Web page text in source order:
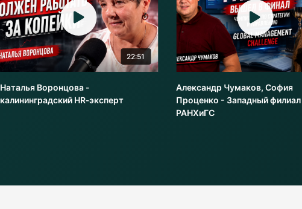
22:51
Наталья Воронцова -
калининградский HR‑эксперт
Александр Чумаков, София
Проценко - Западный филиал
РАНХиГС